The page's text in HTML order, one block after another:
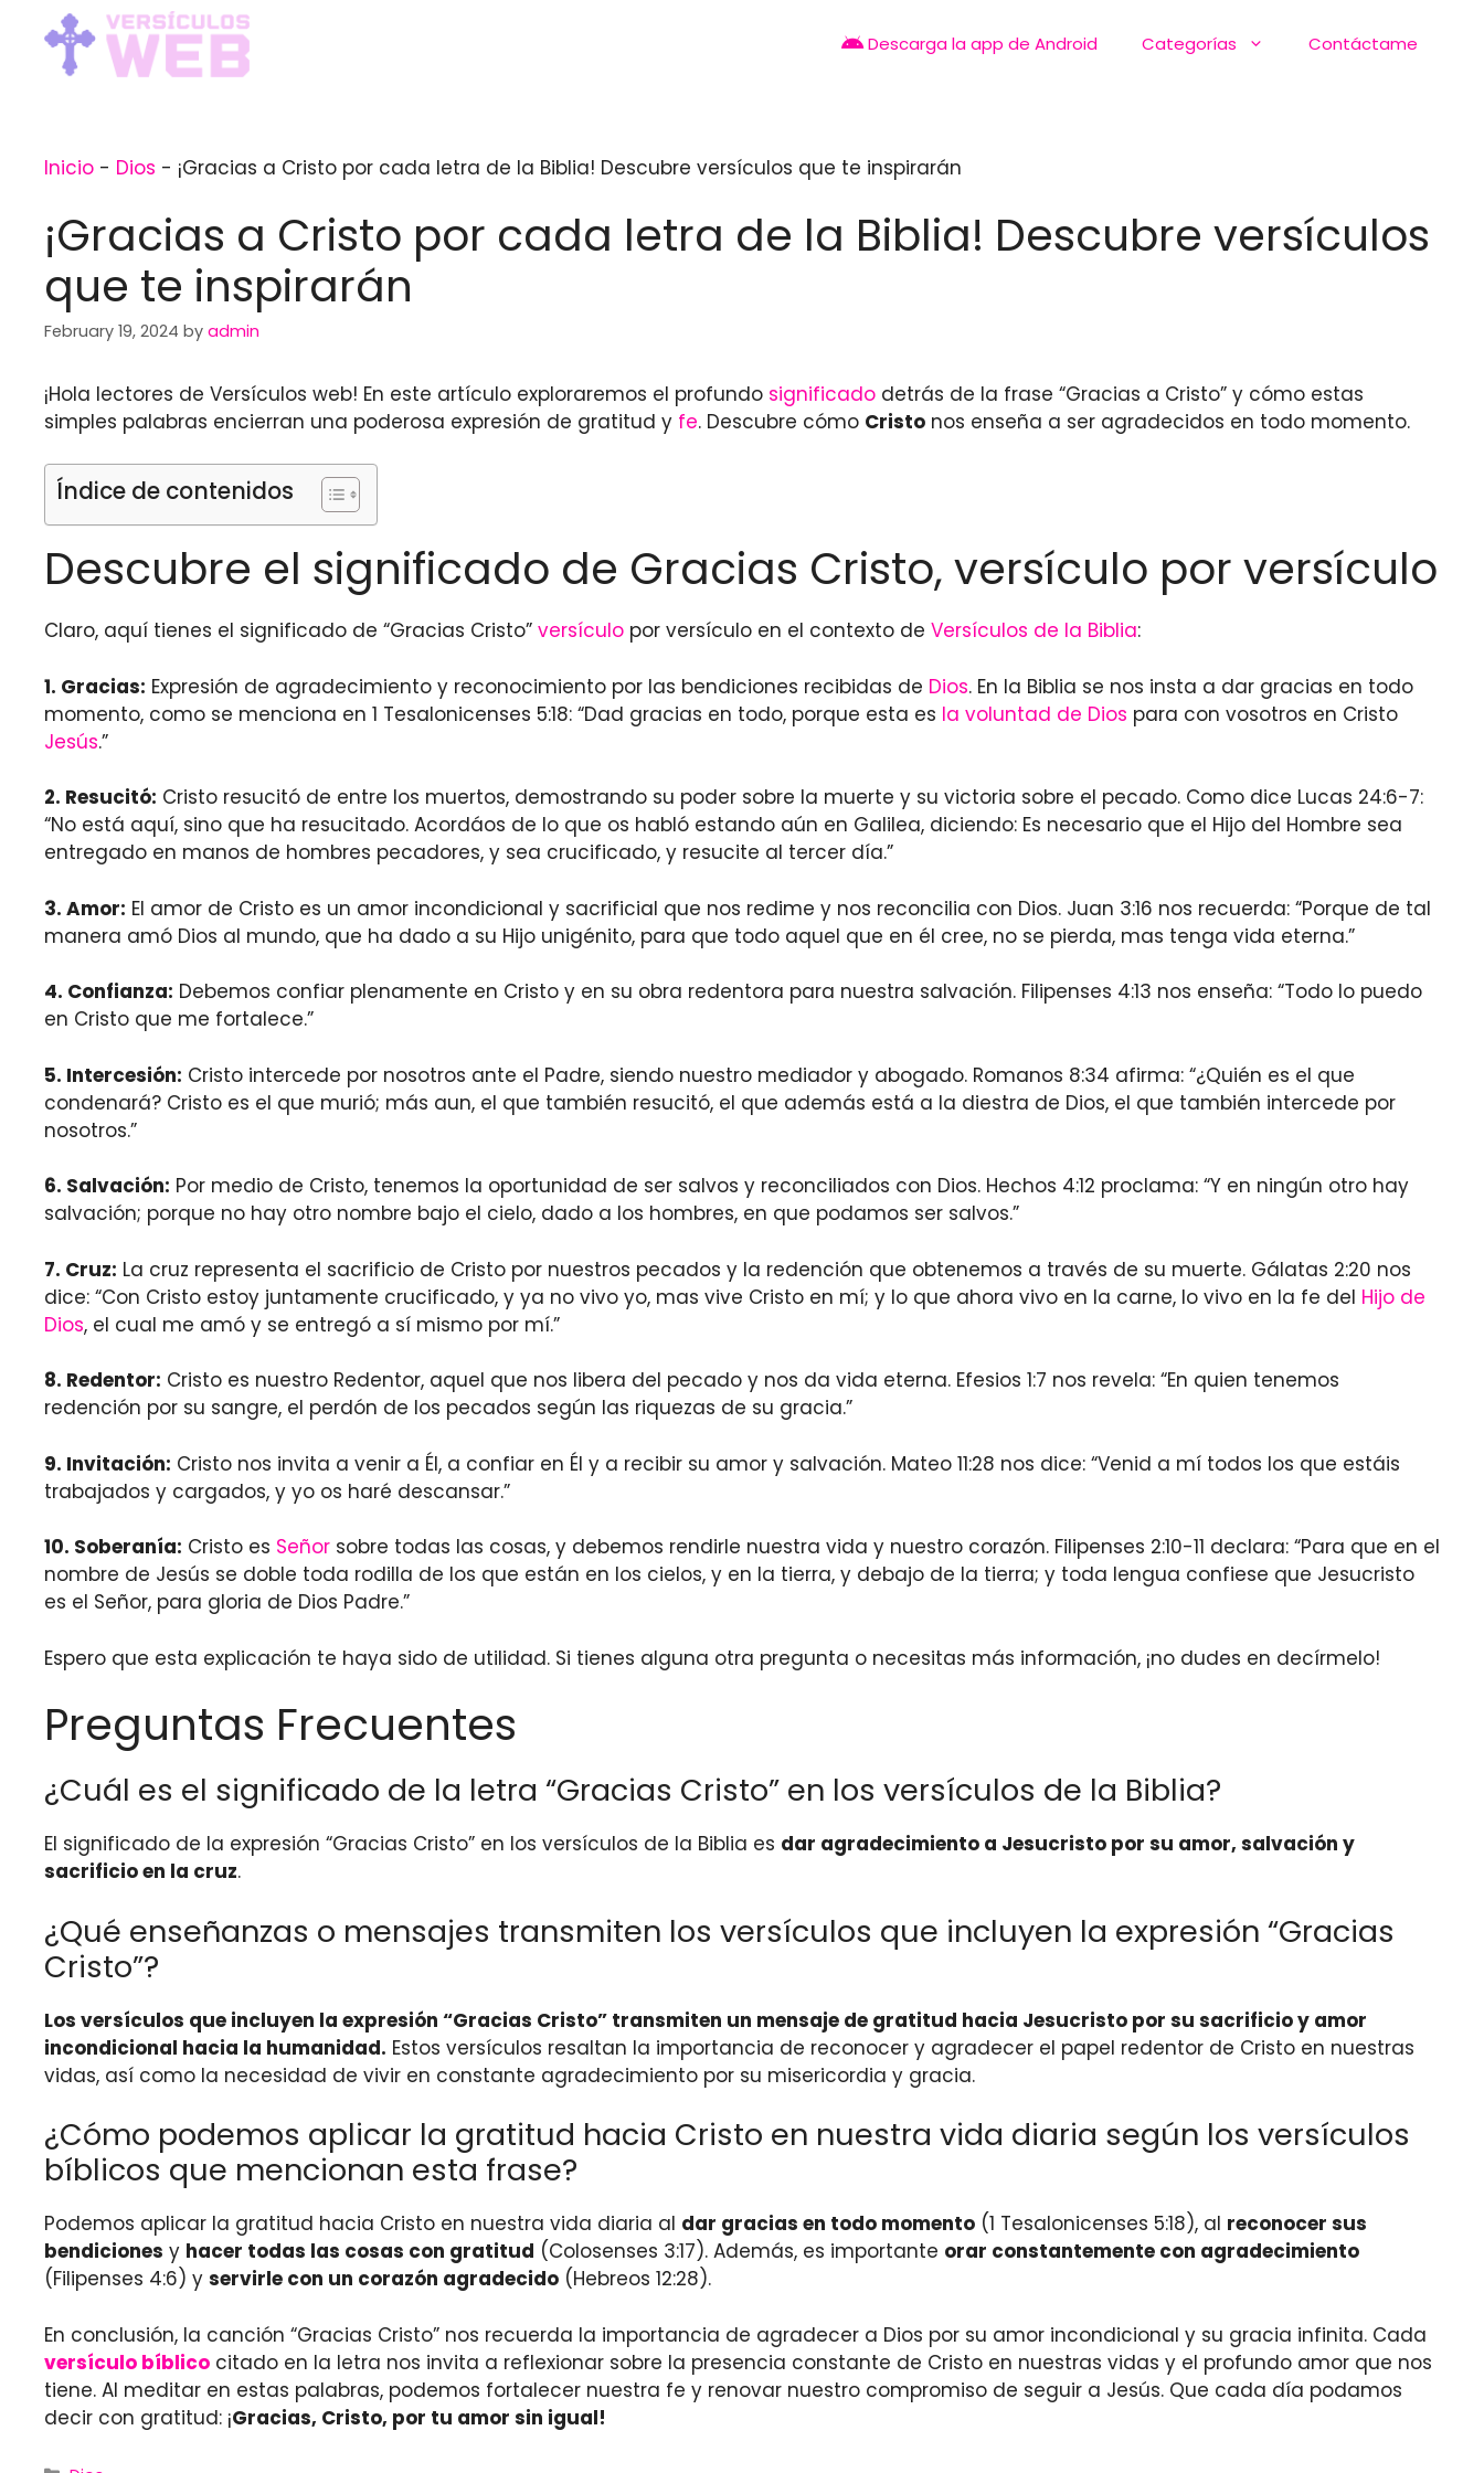
content
Descarga la app de Android Categorías Contáctame
Inicio - Dios - ¡Gracias a Cristo por cada letra de la Biblia! Descubre versículos que te inspirarán
¡Gracias a Cristo por cada letra de la Biblia! Descubre versículos
que te inspirarán
February 19, 2024 by admin
¡Hola lectores de Versículos web! En este artículo exploraremos el profundo significado detrás de la frase “Gracias a Cristo” y cómo estas
simples palabras encierran una poderosa expresión de gratitud y fe. Descubre cómo Cristo nos enseña a ser agradecidos en todo momento.
Índice de contenidos
Descubre el significado de Gracias Cristo, versículo por versículo
Claro, aquí tienes el significado de “Gracias Cristo” versículo por versículo en el contexto de Versículos de la Biblia:
1. Gracias: Expresión de agradecimiento y reconocimiento por las bendiciones recibidas de Dios. En la Biblia se nos insta a dar gracias en todo
momento, como se menciona en 1 Tesalonicenses 5:18: “Dad gracias en todo, porque esta es la voluntad de Dios para con vosotros en Cristo
Jesús.”
2. Resucitó: Cristo resucitó de entre los muertos, demostrando su poder sobre la muerte y su victoria sobre el pecado. Como dice Lucas 24:6-7:
“No está aquí, sino que ha resucitado. Acordáos de lo que os habló estando aún en Galilea, diciendo: Es necesario que el Hijo del Hombre sea
entregado en manos de hombres pecadores, y sea crucificado, y resucite al tercer día.”
3. Amor: El amor de Cristo es un amor incondicional y sacrificial que nos redime y nos reconcilia con Dios. Juan 3:16 nos recuerda: “Porque de tal
manera amó Dios al mundo, que ha dado a su Hijo unigénito, para que todo aquel que en él cree, no se pierda, mas tenga vida eterna.”
4. Confianza: Debemos confiar plenamente en Cristo y en su obra redentora para nuestra salvación. Filipenses 4:13 nos enseña: “Todo lo puedo
en Cristo que me fortalece.”
5. Intercesión: Cristo intercede por nosotros ante el Padre, siendo nuestro mediador y abogado. Romanos 8:34 afirma: “¿Quién es el que
condenará? Cristo es el que murió; más aun, el que también resucitó, el que además está a la diestra de Dios, el que también intercede por
nosotros.”
6. Salvación: Por medio de Cristo, tenemos la oportunidad de ser salvos y reconciliados con Dios. Hechos 4:12 proclama: “Y en ningún otro hay
salvación; porque no hay otro nombre bajo el cielo, dado a los hombres, en que podamos ser salvos.”
7. Cruz: La cruz representa el sacrificio de Cristo por nuestros pecados y la redención que obtenemos a través de su muerte. Gálatas 2:20 nos
dice: “Con Cristo estoy juntamente crucificado, y ya no vivo yo, mas vive Cristo en mí; y lo que ahora vivo en la carne, lo vivo en la fe del Hijo de
Dios, el cual me amó y se entregó a sí mismo por mí.”
8. Redentor: Cristo es nuestro Redentor, aquel que nos libera del pecado y nos da vida eterna. Efesios 1:7 nos revela: “En quien tenemos
redención por su sangre, el perdón de los pecados según las riquezas de su gracia.”
9. Invitación: Cristo nos invita a venir a Él, a confiar en Él y a recibir su amor y salvación. Mateo 11:28 nos dice: “Venid a mí todos los que estáis
trabajados y cargados, y yo os haré descansar.”
10. Soberanía: Cristo es Señor sobre todas las cosas, y debemos rendirle nuestra vida y nuestro corazón. Filipenses 2:10-11 declara: “Para que en el
nombre de Jesús se doble toda rodilla de los que están en los cielos, y en la tierra, y debajo de la tierra; y toda lengua confiese que Jesucristo
es el Señor, para gloria de Dios Padre.”
Espero que esta explicación te haya sido de utilidad. Si tienes alguna otra pregunta o necesitas más información, ¡no dudes en decírmelo!
Preguntas Frecuentes
¿Cuál es el significado de la letra “Gracias Cristo” en los versículos de la Biblia?
El significado de la expresión “Gracias Cristo” en los versículos de la Biblia es dar agradecimiento a Jesucristo por su amor, salvación y
sacrificio en la cruz.
¿Qué enseñanzas o mensajes transmiten los versículos que incluyen la expresión “Gracias
Cristo”?
Los versículos que incluyen la expresión “Gracias Cristo” transmiten un mensaje de gratitud hacia Jesucristo por su sacrificio y amor
incondicional hacia la humanidad. Estos versículos resaltan la importancia de reconocer y agradecer el papel redentor de Cristo en nuestras
vidas, así como la necesidad de vivir en constante agradecimiento por su misericordia y gracia.
¿Cómo podemos aplicar la gratitud hacia Cristo en nuestra vida diaria según los versículos
bíblicos que mencionan esta frase?
Podemos aplicar la gratitud hacia Cristo en nuestra vida diaria al dar gracias en todo momento (1 Tesalonicenses 5:18), al reconocer sus
bendiciones y hacer todas las cosas con gratitud (Colosenses 3:17). Además, es importante orar constantemente con agradecimiento
(Filipenses 4:6) y servirle con un corazón agradecido (Hebreos 12:28).
En conclusión, la canción “Gracias Cristo” nos recuerda la importancia de agradecer a Dios por su amor incondicional y su gracia infinita. Cada
versículo bíblico citado en la letra nos invita a reflexionar sobre la presencia constante de Cristo en nuestras vidas y el profundo amor que nos
tiene. Al meditar en estas palabras, podemos fortalecer nuestra fe y renovar nuestro compromiso de seguir a Jesús. Que cada día podamos
decir con gratitud: ¡Gracias, Cristo, por tu amor sin igual!